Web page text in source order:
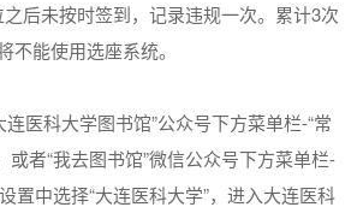
后未按时签到，记录违规一次。累计3次
不能使用选座系统。
连医科大学图书馆”公众号下方菜单栏-“常
或者“我去图书馆”微信公众号下方菜单栏-
置中选择“大连医科大学”，进入大连医科